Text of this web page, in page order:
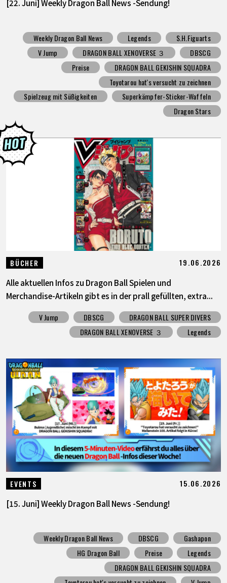
[22. Juni] Weekly Dragon Ball News -Sendung!
Weekly Dragon Ball News Legends
S.H.Figuarts
V Jump
DRAGON BALL XENOVERSE ３
DBSCG
Preise
DRAGON BALL GEKISHIN SQUADRA
Toyotarou hat's versucht zu zeichnen
Spielzeug mit Süßigkeiten
Superkämpfer-Sticker-Waffeln
Dragon Stars
BÜCHER 19.06.2026
Alle aktuellen Infos zu Dragon Ball Spielen und
Merchandise-Artikeln gibt es in der prall gefüllten, extra...
V Jump DBSCG
DRAGON BALL SUPER DIVERS
DRAGON BALL XENOVERSE ３
Legends
EVENTS 15.06.2026
[15. Juni] Weekly Dragon Ball News -Sendung!
Weekly Dragon Ball News DBSCG
Gashapon
HG Dragon Ball
Preise
Legends
DRAGON BALL GEKISHIN SQUADRA